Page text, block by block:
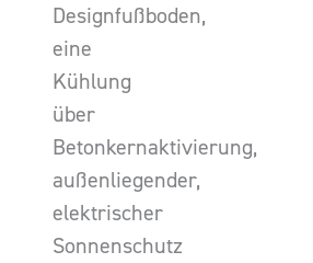
Designfußboden,
eine
Kühlung
über
Betonkernaktivierung,
außenliegender,
elektrischer
Sonnenschutz